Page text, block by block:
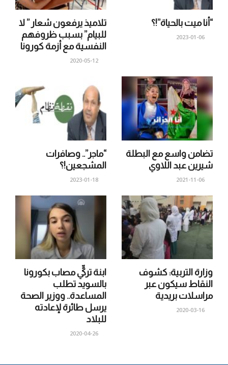
تلاميذ يرفعون شعار ” لا
للبيام” بسبب ظروفهم
النفسية مع أزمة كورونا
2020-05-12
“أنا ميت بالحياة”!؟
2023-01-06
“ماجر”.. وصافرات
المشجعين!؟
2023-01-18
تضامن واسع مع البطلة
شيرين عبد اللاوي
2021-11-06
ابنة تركيٍّ مصاب بكورونا
بالسويد تطلب
المساعدة.. ووزير الصحة
يرسل طائرة لإعادته
للبلاد
2020-04-26
وزارة التربية: كشوف
النقاط سيكون عبر
مراسلات بريدية
2020-03-16